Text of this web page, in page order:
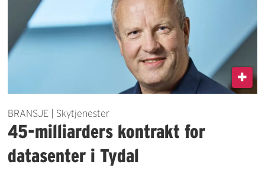
BRANSJE | Skytjenester
45-milliarders kontrakt for
datasenter i Tydal